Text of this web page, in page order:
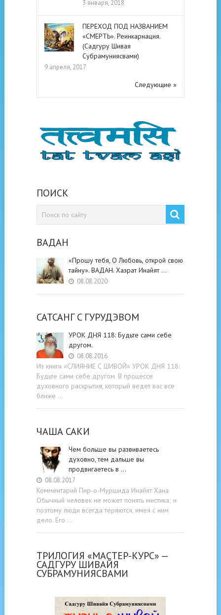
3 января, 2018
ПЕРЕХОД ПОД НАЗВАНИЕМ
«СМЕРТЬ». Реинкарнация.
(Садгуру Шивая
Субрамуниясвами)
9 апреля, 2017
Следующие »
ПОИСК
ВАДАН
«Прошу тебя, О Любовь, открой свою
тайну». ВАДАН. Хазрат Инайят …
08.08.2020
САТСАНГ C ГУРУДЭВОМ
УРОК ДНЯ 118: Будьте cами cебе
другом.
08.08.2016
Из книги «СЛИЯНИЕ С ШИВОЙ» УРОК ДНЯ 118:
Будьте cами cебе другом. В процессе
духовного раскрытия, который ведет вас все
ближе …
ЧАША САКИ
Чем больше вы развиваетесь
духовно, тем дальше вы
продвигаетесь в …
08.08.2017
Комментарий Пир-о-Муршида Инайят Хана
Обычный человек не может понять мистика; и
поэтому люди всегда теряются, имея с ним
дело. Его …
ТРИЛОГИЯ «МАСТЕР-КУРС» —
САДГУРУ ШИВАЙЯ
СУБРАМУНИЯСВАМИ